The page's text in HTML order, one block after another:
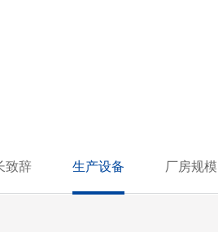
致辞 生产设备 厂房规模